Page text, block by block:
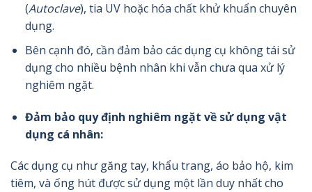
(Autoclave), tia UV hoặc hóa chất khử khuẩn chuyên
dụng.
Bên cạnh đó, cần đảm bảo các dụng cụ không tái sử
dụng cho nhiều bệnh nhân khi vẫn chưa qua xử lý
nghiêm ngặt.
Đảm bảo quy định nghiêm ngặt về sử dụng vật
dụng cá nhân:
Các dụng cụ như găng tay, khẩu trang, áo bảo hộ, kim
tiêm, và ống hút được sử dụng một lần duy nhất cho